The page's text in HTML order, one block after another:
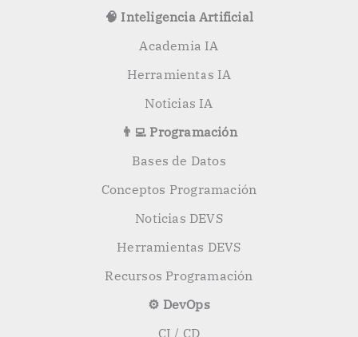
🧠 Inteligencia Artificial
Academia IA
Herramientas IA
Noticias IA
👨‍💻 Programación
Bases de Datos
Conceptos Programación
Noticias DEVS
Herramientas DEVS
Recursos Programación
⚙️ DevOps
CI / CD